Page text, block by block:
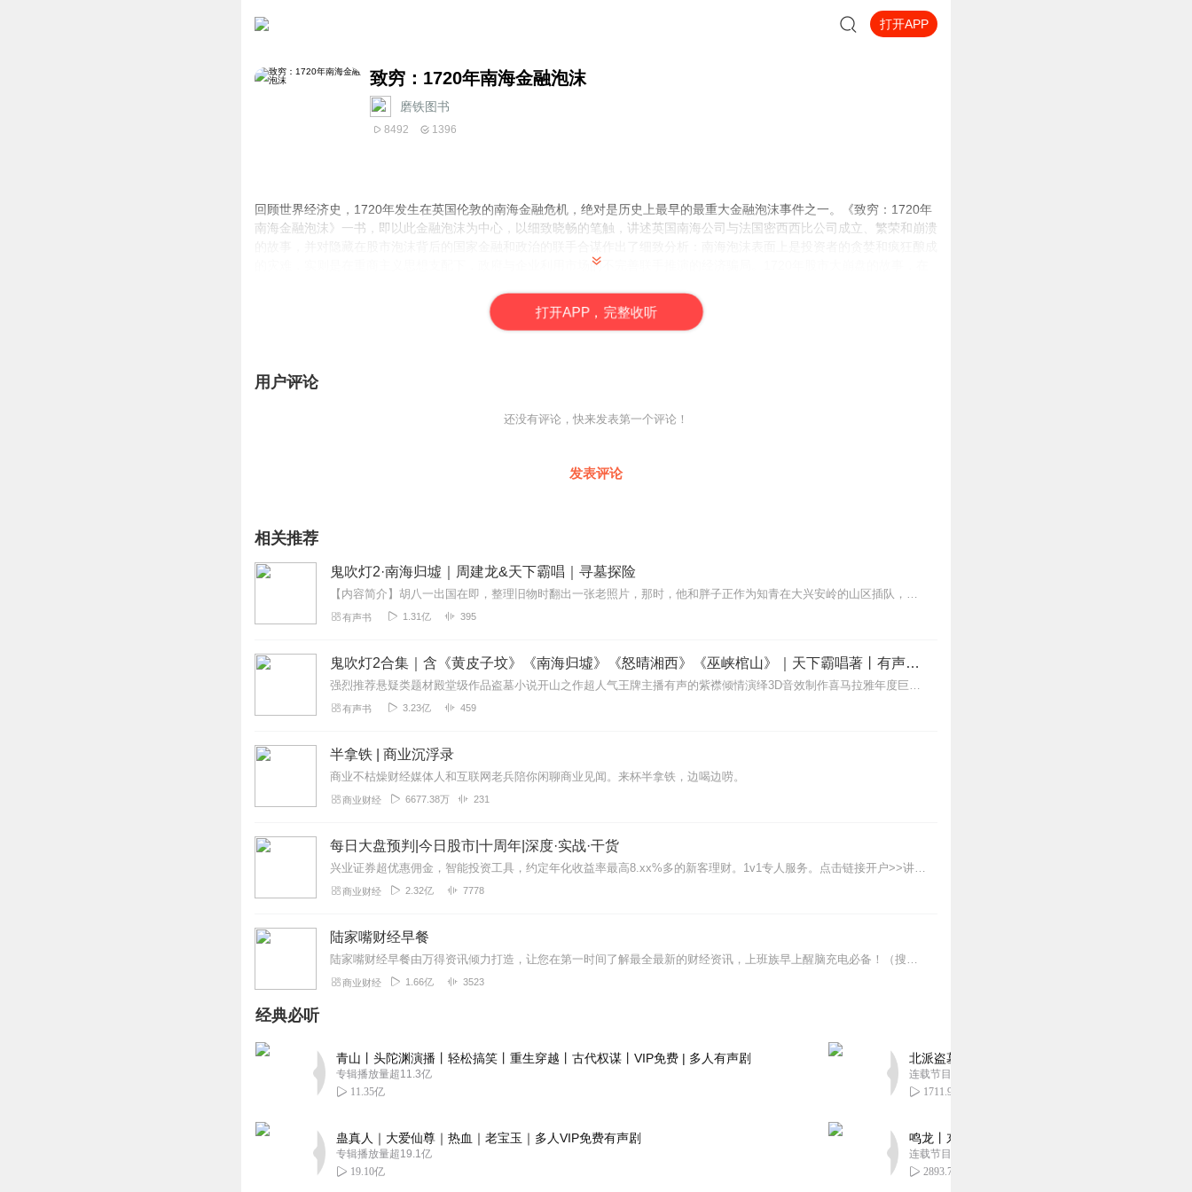
打开APP
致穷：1720年南海金融泡沫
磨铁图书
8492 1396
回顾世界经济史，1720年发生在英国伦敦的南海金融危机，绝对是历史上最早的最重大金融泡沫事件之一。《致穷：1720年
南海金融泡沫》一书，即以此金融泡沫为中心，以细致晓畅的笔触，讲述英国南海公司与法国密西西比公司成立、繁荣和崩溃
的灾难，实则是在重商主义思想支配下，政府与企业利用市场的不完善联手推演的经济骗局。1720年股市大崩盘的故事，在
打开APP，完整收听
用户评论
还没有评论，快来发表第一个评论！
发表评论
相关推荐
鬼吹灯2·南海归墟｜周建龙&天下霸唱｜寻墓探险
【内容简介】胡八一出国在即，整理旧物时翻出一张老照片，那时，他和胖子正作为知青在大兴安岭的山区插队，山里的生活让年轻气盛的他们如鱼得水。为了换几斤水果糖上山打黄...
有声书 1.31亿 395
鬼吹灯2合集｜含《黄皮子坟》《南海归墟》《怒晴湘西》《巫峡棺山》｜天下霸唱著丨有声的紫襟领衔多人有声剧
强烈推荐悬疑类题材殿堂级作品盗墓小说开山之作超人气王牌主播有声的紫襟倾情演绎3D音效制作喜马拉雅年度巨献内含《黄皮幽冢》电影原著《黄皮子坟》作品简介人点烛...
有声书 3.23亿 459
半拿铁 | 商业沉浮录
商业不枯燥财经媒体人和互联网老兵陪你闲聊商业见闻。来杯半拿铁，边喝边唠。
商业财经 6677.38万 231
每日大盘预判|今日股市|十周年|深度·实战·干货
兴业证券超优惠佣⾦，智能投资⼯具，约定年化收益率最⾼8.xx%多的新客理财。1v1专⼈服务。点击链接开户>>讲师介绍华飞多维度看盘体系创始人股市实战派讲师...
商业财经 2.32亿 7778
陆家嘴财经早餐
陆家嘴财经早餐由万得资讯倾力打造，让您在第一时间了解最全最新的财经资讯，上班族早上醒脑充电必备！（搜索微信公众号：Wind资讯或windzxsh，每天早晨推...
商业财经 1.66亿 3523
经典必听
青山丨头陀渊演播丨轻松搞笑丨重生穿越丨古代权谋丨VIP免费 | 多人有声剧
专辑播放量超11.3亿
11.35亿
蛊真人｜大爱仙尊｜热血｜老宝玉｜多人VIP免费有声剧
专辑播放量超19.1亿
19.10亿
北派盗墓笔记丨头陀渊出品丨悬疑灵异丨摸金校尉
连载节目超五百集
1711.99万
鸣龙丨东方玄幻丨紫襟团队丨轻松搞笑丨多人有声
连载节目超五百集
2893.72万